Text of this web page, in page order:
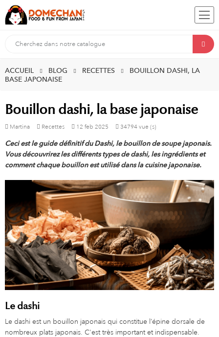
ACCUEIL BLOG RECETTES
BOUILLON DASHI, LA
BASE JAPONAISE
Bouillon dashi, la base japonaise
Martina Recettes 12 feb 2025 34794 vue (s)
Ceci est le guide définitif du Dashi, le bouillon de soupe japonais.
Vous découvrirez les différents types de dashi, les ingrédients et
comment chaque bouillon est utilisé dans la cuisine japonaise.
Le dashi
Le dashi est un bouillon japonais qui constitue l’épine dorsale de
nombreux plats japonais. C'est très important et indispensable.